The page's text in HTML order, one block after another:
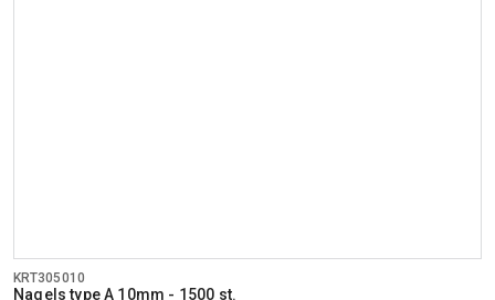
KRT305010
Nagels type A 10mm - 1500 st.